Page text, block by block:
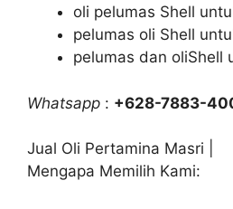
oli pelumas Shell
pelumas oli Shell
pelumas dan oliShell
Whatsapp : +628-7883-
Jual Oli Pertamina Masri |
Mengapa Memilih Kami: